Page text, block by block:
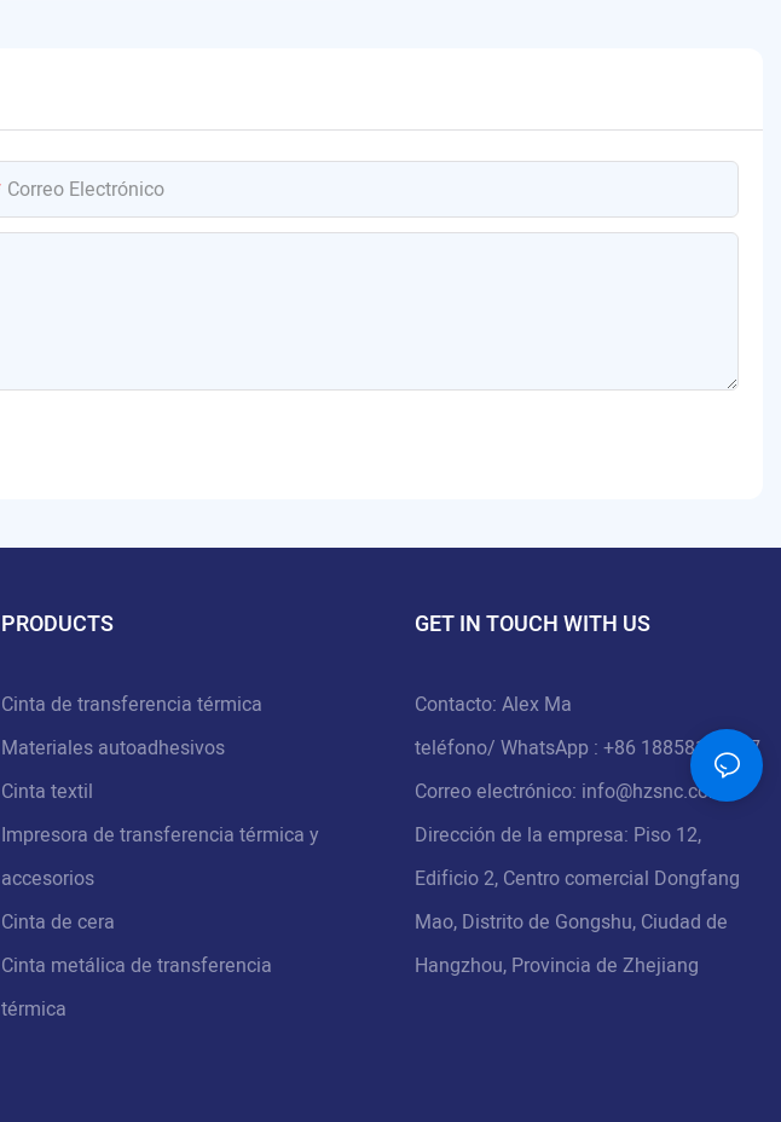
Correo Electrónico
PRODUCTS
Cinta de transferencia térmica
Materiales autoadhesivos
Cinta textil
Impresora de transferencia térmica y
accesorios
Cinta de cera
Cinta metálica de transferencia
térmica
GET IN TOUCH WITH US
Contacto: Alex Ma
teléfono/ WhatsApp : +86 18858136397
Correo electrónico: info@hzsnc.com
Dirección de la empresa: Piso 12,
Edificio 2, Centro comercial Dongfang
Mao, Distrito de Gongshu, Ciudad de
Hangzhou, Provincia de Zhejiang